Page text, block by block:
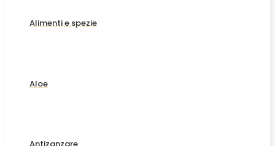
Alimenti e spezie
Aloe